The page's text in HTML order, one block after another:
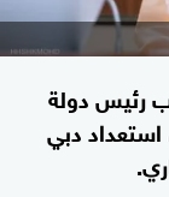
رئيس دولة
دبي